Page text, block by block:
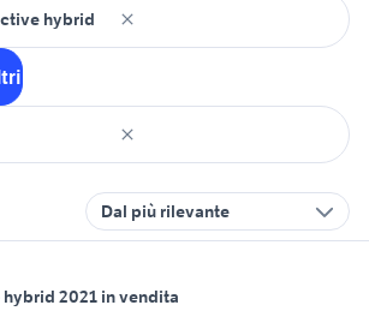
Dal più rilevante
2021 in vendita